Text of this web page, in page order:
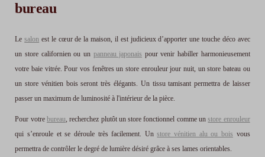
bureau
Lesalon est le cœur de la maison, il est judicieux d’apporter une touche déco avec
un store californien ou un panneau japonais pour venir habiller harmonieusement
votre baie vitrée. Pour vos fenêtres un store enrouleur jour nuit, un store bateau ou
un store vénitien bois seront très élégants. Un tissu tamisant permettra de laisser
passer un maximum de luminosité à l'intérieur de la pièce.
Pour votre bureau, recherchez plutôt un store fonctionnel comme unstore enrouleur
qui s’enroule et se déroule très facilement. Unstore vénitien alu ou bois vous
permettra de contrôler le degré de lumière désiré grâce à ses lames orientables.